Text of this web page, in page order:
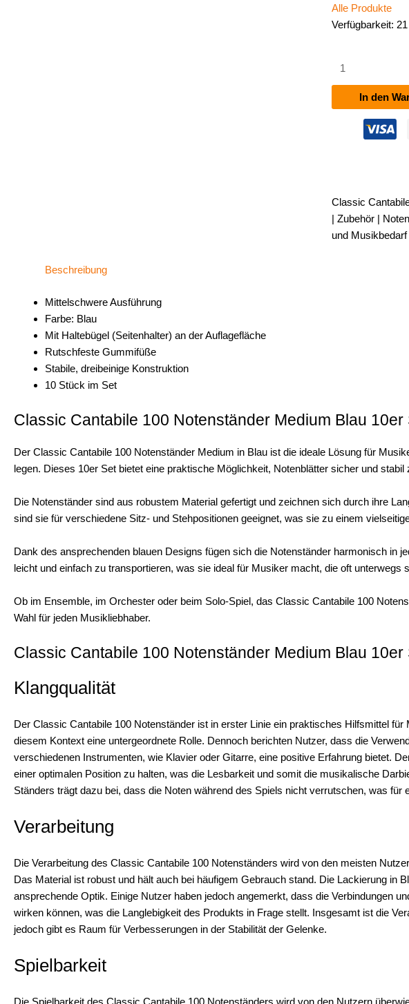
Alle Produkte
Verfügbarkeit:
Cantabile
Notenständer
Medium
In den
Classic
| Zubehör |
und
Beschreibung
Mittelschwere Ausführung
Farbe: Blau
Mit Haltebügel (Seitenhalter) an der Auflagefläche
Rutschfeste Gummifüße
Stabile, dreibeinige Konstruktion
10 Stück im Set
Classic Cantabile 100 Notenständer Medium Blau 10er
Der Classic Cantabile 100 Notenständer Medium in Blau ist die ideale Lösung für
legen. Dieses 10er Set bietet eine praktische Möglichkeit, Notenblätter sicher und stabil
Die Notenständer sind aus robustem Material gefertigt und zeichnen sich durch ihre
sind sie für verschiedene Sitz- und Stehpositionen geeignet, was sie zu einem
Dank des ansprechenden blauen Designs fügen sich die Notenständer harmonisch in
leicht und einfach zu transportieren, was sie ideal für Musiker macht, die oft unterwegs
Ob im Ensemble, im Orchester oder beim Solo-Spiel, das Classic Cantabile 100
Wahl für jeden Musikliebhaber.
Classic Cantabile 100 Notenständer Medium Blau 10er
Klangqualität
Der Classic Cantabile 100 Notenständer ist in erster Linie ein praktisches Hilfsmittel für
diesem Kontext eine untergeordnete Rolle. Dennoch berichten Nutzer, dass die
verschiedenen Instrumenten, wie Klavier oder Gitarre, eine positive Erfahrung bietet.
einer optimalen Position zu halten, was die Lesbarkeit und somit die musikalische
Ständers trägt dazu bei, dass die Noten während des Spiels nicht verrutschen, was für
Verarbeitung
Die Verarbeitung des Classic Cantabile 100 Notenständers wird von den meisten
Das Material ist robust und hält auch bei häufigem Gebrauch stand. Die Lackierung in
ansprechende Optik. Einige Nutzer haben jedoch angemerkt, dass die Verbindungen
wirken können, was die Langlebigkeit des Produkts in Frage stellt. Insgesamt ist die
jedoch gibt es Raum für Verbesserungen in der Stabilität der Gelenke.
Spielbarkeit
Die Spielbarkeit des Classic Cantabile 100 Notenständers wird von den Nutzern